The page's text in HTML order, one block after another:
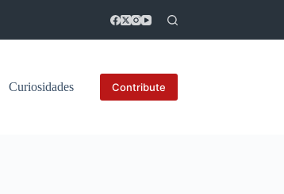
Curiosidades Contribute